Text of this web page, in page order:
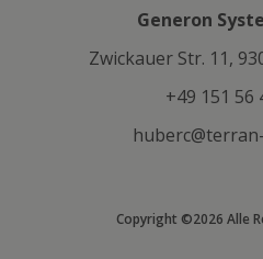
Generon
Zwickauer Str. 11,
+49 151 56
Copyright ©2026 Alle